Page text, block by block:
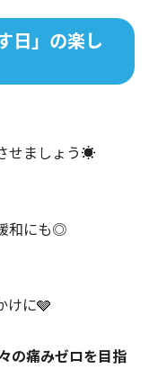
日」の楽し
せましょう☀️
和にも◎
けに🩶
の痛みゼロを目指